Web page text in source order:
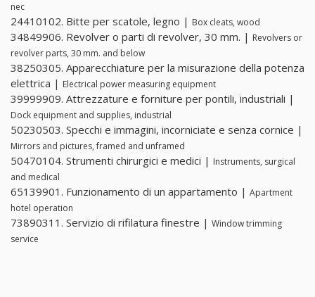
nec
24410102. Bitte per scatole, legno | Box cleats, wood
34849906. Revolver o parti di revolver, 30 mm. | Revolvers or
revolver parts, 30 mm. and below
38250305. Apparecchiature per la misurazione della potenza
elettrica | Electrical power measuring equipment
39999909. Attrezzature e forniture per pontili, industriali |
Dock equipment and supplies, industrial
50230503. Specchi e immagini, incorniciate e senza cornice |
Mirrors and pictures, framed and unframed
50470104. Strumenti chirurgici e medici | Instruments, surgical
and medical
65139901. Funzionamento di un appartamento | Apartment
hotel operation
73890311. Servizio di rifilatura finestre | Window trimming
service